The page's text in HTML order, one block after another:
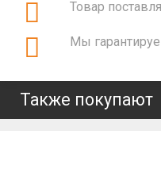
Товар
Мы
Также покупают